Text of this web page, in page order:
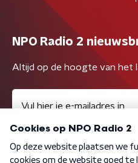
NPO Radio 2
Altijd op de hoogte van het